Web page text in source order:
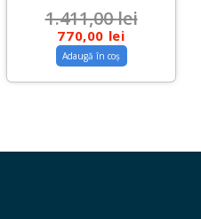
1.411,00lei
770,00 lei
Adaugă în coș